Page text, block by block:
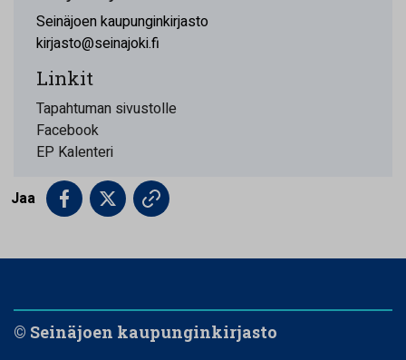
Seinäjoen kaupunginkirjasto
kirjasto@seinajoki.fi
Linkit
Tapahtuman sivustolle
Facebook
EP Kalenteri
Jaa
© Seinäjoen kaupunginkirjasto